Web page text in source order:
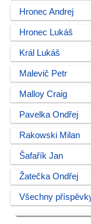
Hronec Andrej
Hronec Lukáš
Král Lukáš
Malevič Petr
Malloy Craig
Pavelka Ondřej
Rakowski Milan
Šafařík Jan
Žatečka Ondřej
Všechny